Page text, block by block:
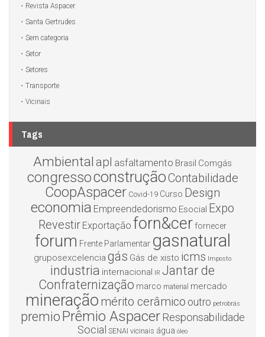
Revista Aspacer
Santa Gertrudes
Sem categoria
Setor
Setores
Transporte
Vicinais
Tags
Ambiental apl asfaltamento Brasil Comgás
congressoconstruçãoContabilidade
CoopAspacer Covid-19 Curso Design
economia Empreendedorismo Esocial Expo
Revestir Exportação forn&cer fornecer
forum Frente Parlamentar gasnatural
gruposexcelencia gás Gás de xisto icms Imposto
industria internacional IR Jantar de
Confraternização marco material mercado
mineração mérito cerâmico outro petrobrás
premio Prêmio Aspacer Responsabilidade
Social SENAI vicinais água óleo